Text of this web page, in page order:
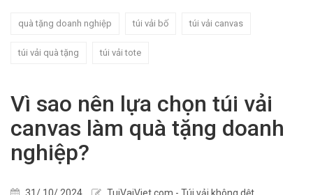
quà tặng doanh nghiệp túi vải bố túi vải canvas
túi vải quà tặng túi vải tote
Vì sao nên lựa chọn túi vải
canvas làm quà tặng doanh
nghiệp?
31/ 10/ 2024 TuiVaiViet.com - Túi vải không dệt